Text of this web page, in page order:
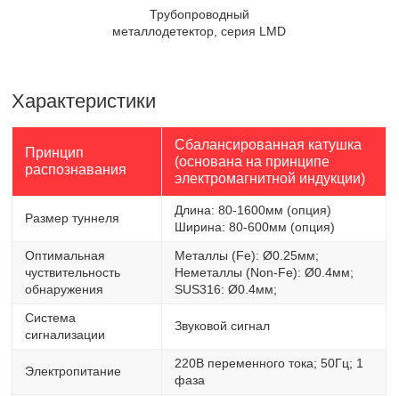
Трубопроводный
металлодетектор, серия LMD
Характеристики
Принцип
распознавания
Сбалансированная катушка
(основана на принципе
электромагнитной индукции)
Размер туннеля
Длина: 80-1600мм (опция)
Ширина: 80-600мм (опция)
Оптимальная
чуствительность
обнаружения
Металлы (Fe): Ø0.25мм;
Неметаллы (Non-Fe): Ø0.4мм;
SUS316: Ø0.4мм;
Система
сигнализации
Звуковой сигнал
Электропитание
220В переменного тока; 50Гц; 1
фаза